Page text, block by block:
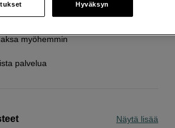
yli 200 EUR ostoksille
myöhemmin
palvelua
Näytä lisää
Hyväksyn